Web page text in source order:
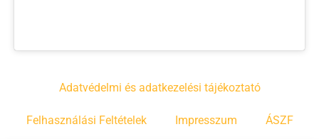
Adatvédelmi és adatkezelési tájékoztató
Felhasználási Feltételek Impresszum ÁSZF